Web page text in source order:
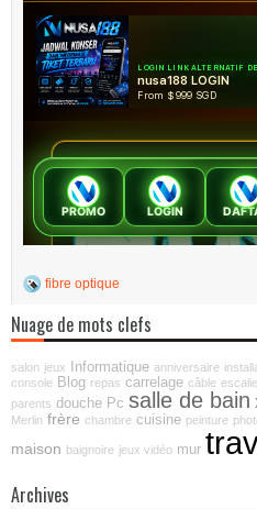
fibre optique
Nuage de mots clefs
salon jeux Informatique anniversaire
console Blog repas carrelage câble
parents douche Pc salle de bain
Merlin frère chambre cuisine peinture
maison baignoire jeux vidéo mur
Archives